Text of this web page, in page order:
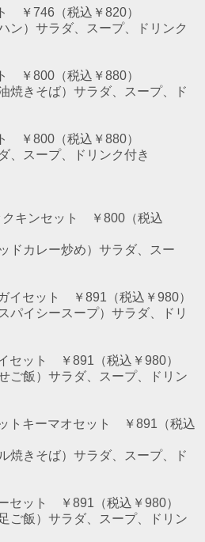
￥746（税込￥820）
サラダ、スープ、ドリンク
￥800（税込￥880）
そば）サラダ、スープ、ド
￥800（税込￥880）
スープ、ドリンク付き
キンセット ￥800（税込
ー炒め）サラダ、スー
イセット ￥891（税込￥980）
ースープ）サラダ、ドリ
セット ￥891（税込￥980）
サラダ、スープ、ドリン
トキーマオセット ￥891（税込
ば）サラダ、スープ、ド
セット ￥891（税込￥980）
サラダ、スープ、ドリン